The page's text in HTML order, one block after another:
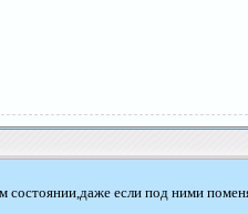
если под ними